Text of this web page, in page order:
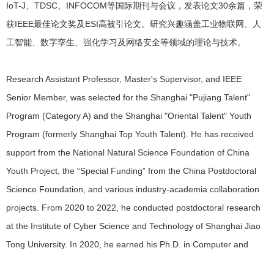
IoT-J、TDSC、INFOCOM等国际期刊与会议，发表论文30余篇，荣
获IEEE最佳论文奖及ESI高被引论文。研究兴趣涵盖工业物联网、人
工智能、数字孪生、强化学习及网络安全等领域的理论与技术。
Research Assistant Professor, Master's Supervisor, and IEEE
Senior Member, was selected for the Shanghai "Pujiang Talent"
Program (Category A) and the Shanghai "Oriental Talent" Youth
Program (formerly Shanghai Top Youth Talent). He has received
support from the National Natural Science Foundation of China
Youth Project, the “Special Funding” from the China Postdoctoral
Science Foundation, and various industry-academia collaboration
projects. From 2020 to 2022, he conducted postdoctoral research
at the Institute of Cyber Science and Technology of Shanghai Jiao
Tong University. In 2020, he earned his Ph.D. in Computer and